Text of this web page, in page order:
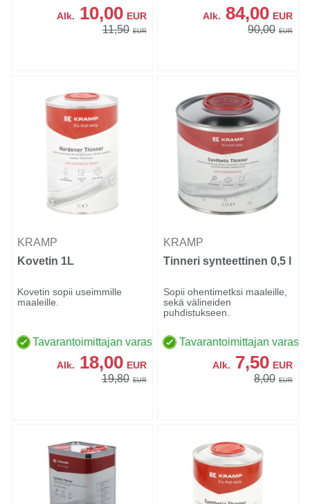
Alk. 10,00 EUR
11,50 EUR
Alk. 84,00 EUR
90,00 EUR
KRAMP
Kovetin 1L
Kovetin sopii useimmille
maaleille.
Tavarantoimittajan varastossa
Alk. 18,00 EUR
19,80 EUR
KRAMP
Tinneri synteettinen 0,5 l
Sopii ohentimetksi maaleille,
sekä välineiden
puhdistukseen.
Tavarantoimittajan
Alk. 7,50 EUR
8,00 EUR